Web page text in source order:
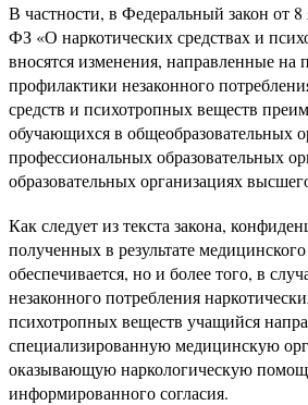
В частности, в Федеральный закон от
ФЗ «О наркотических средствах и
вносятся изменения, направленные на
профилактики незаконного
средств и психотропных веществ
обучающихся в общеобразовательных
профессиональных образовательных
образовательных организациях
Как следует из текста закона,
полученных в результате
обеспечивается, но и более того, в
незаконного потребления
психотропных веществ учащийся
специализированную медицинскую
оказывающую наркологическую
информированного согласия.